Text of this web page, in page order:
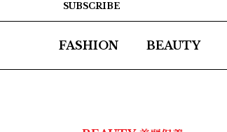
SUBSCRIBE
FASHION BEAUTY